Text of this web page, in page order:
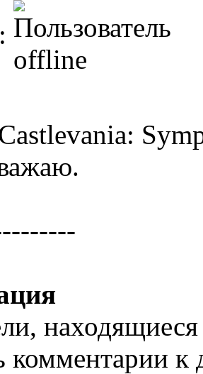
комментарии